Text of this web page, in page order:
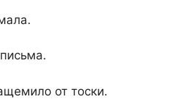
от тоски.